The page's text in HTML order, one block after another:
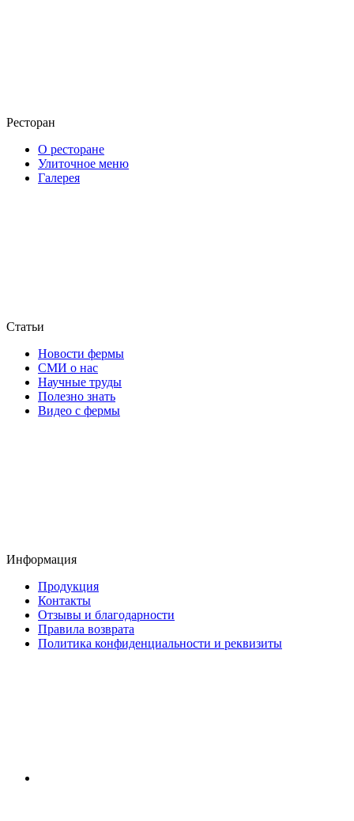
Ресторан
О ресторане
Улиточное меню
Галерея
Статьи
Новости фермы
СМИ о нас
Научные труды
Полезно знать
Видео с фермы
Информация
Продукция
Контакты
Отзывы и благодарности
Правила возврата
Политика конфиденциальности и реквизиты